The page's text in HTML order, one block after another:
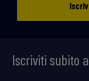
Iscriviti subito